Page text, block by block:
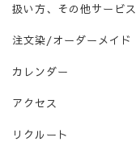
扱い方、その他サービス
注文染/オーダーメイド
カレンダー
アクセス
リクルート